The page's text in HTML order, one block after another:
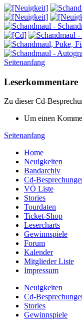
Seitenanfang
Leserkommentare
Zu dieser Cd-
Um einen
Seitenanfang
Home
Neuigkeiten
Bandarchiv
Cd-
VÖ Liste
Stories
Tourdaten
Ticket-Shop
Lesercharts
Gewinnspiele
Forum
Kalender
Mitglieder Liste
Impressum
Neuigkeiten
Cd-
Stories
Gewinnspiele